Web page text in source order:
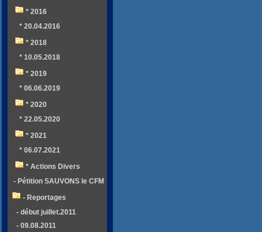
* 2016
* 20.04.2016
* 2018
* 10.05.2018
* 2019
* 06.06.2019
* 2020
* 22.05.2020
* 2021
* 06.07.2021
* Actions Divers
- Pétition SAUVONS le CFM
- Reportages
- début juillet.2011
- 09.08.2011